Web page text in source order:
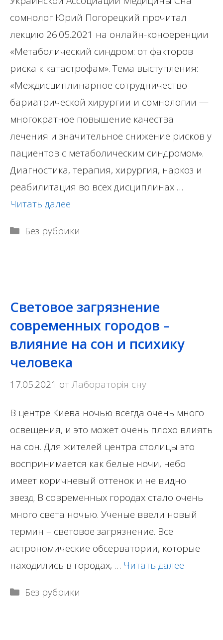
сомнолог Юрий Погорецкий прочитал
лекцию 26.05.2021 на онлайн-конференции
«Метаболический синдром: от факторов
риска к катастрофам». Тема выступления:
«Междисциплинарное сотрудничество
бариатрической хирургии и сомнологии —
многократное повышение качества
лечения и значительное снижение рисков у
пациентов с метаболическим синдромом».
Диагностика, терапия, хирургия, наркоз и
реабилитация во всех дисциплинах …
Читать далее
Рубрики
Без рубрики
Световое загрязнение
современных городов –
влияние на сон и психику
человека
17.05.2021 отЛабораторія сну
В центре Киева ночью всегда очень много
освещения, и это может очень плохо влиять
на сон. Для жителей центра столицы это
воспринимается как белые ночи, небо
имеет коричневый оттенок и не видно
звезд. В современных городах стало очень
много света ночью. Ученые ввели новый
термин – световое загрязнение. Все
астрономические обсерватории, которые
находились в городах, … Читать далее
Рубрики
Без рубрики